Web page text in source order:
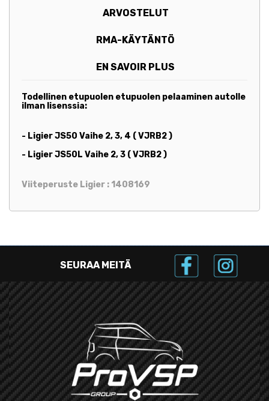
ARVOSTELUT
RMA-KÄYTÄNTÖ
EN SAVOIR PLUS
Todellinen etupuolen etupuolen pelaaminen autolle
ilman lisenssia:
- Ligier JS50 Vaihe 2, 3, 4 ( VJRB2 )
- Ligier JS50L Vaihe 2, 3 ( VJRB2 )
Viiteperuste Ligier : 1408169
SEURAA MEITÄ